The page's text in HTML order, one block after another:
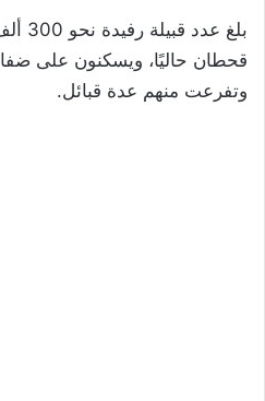
بلغ
قحطان حاليًا، ويسكنون على
وتفرعت منهم عدة قبائل.